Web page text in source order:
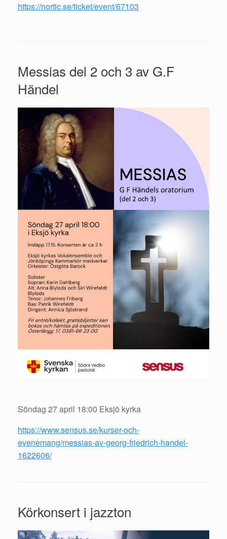
https://nortic.se/ticket/event/67103
Messias del 2 och 3 av G.F
Händel
Söndag 27 april 18:00 Eksjö kyrka
https://www.sensus.se/kurser-och-
evenemang/messias-av-georg-friedrich-handel-
1622606/
Körkonsert i jazzton